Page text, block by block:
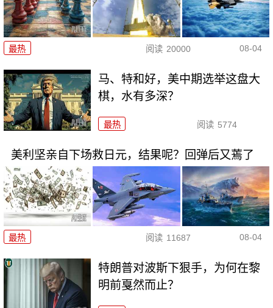
最热 阅读 20000 08-04
马、特和好，美中期选举这盘大
棋，水有多深？
最热 阅读 5774
美利坚亲自下场救日元，结果呢？回弹后又蔫了
最热 阅读 11687 08-04
特朗普对波斯下狠手，为何在黎
明前戛然而止？